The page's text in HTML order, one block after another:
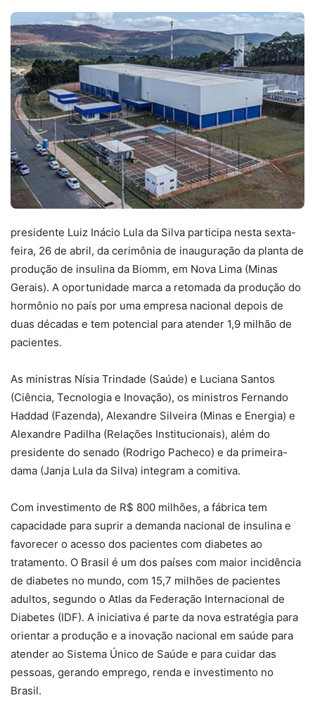
presidente Luiz Inácio Lula da Silva participa nesta sexta-
feira, 26 de abril, da cerimônia de inauguração da planta de
produção de insulina da Biomm, em Nova Lima (Minas
Gerais). A oportunidade marca a retomada da produção do
hormônio no país por uma empresa nacional depois de
duas décadas e tem potencial para atender 1,9 milhão de
pacientes.
As ministras Nísia Trindade (Saúde) e Luciana Santos
(Ciência, Tecnologia e Inovação), os ministros Fernando
Haddad (Fazenda), Alexandre Silveira (Minas e Energia) e
Alexandre Padilha (Relações Institucionais), além do
presidente do senado (Rodrigo Pacheco) e da primeira-
dama (Janja Lula da Silva) integram a comitiva.
Com investimento de R$ 800 milhões, a fábrica tem
capacidade para suprir a demanda nacional de insulina e
favorecer o acesso dos pacientes com diabetes ao
tratamento. O Brasil é um dos países com maior incidência
de diabetes no mundo, com 15,7 milhões de pacientes
adultos, segundo o Atlas da Federação Internacional de
Diabetes (IDF). A iniciativa é parte da nova estratégia para
orientar a produção e a inovação nacional em saúde para
atender ao Sistema Único de Saúde e para cuidar das
pessoas, gerando emprego, renda e investimento no
Brasil.